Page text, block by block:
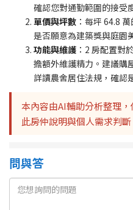
確認您對通勤範圍的接受
單價與坪數 ：每坪 64.8
是否願意為建築獎與庭園
功能與維護 ：2 房配置對
擔額外維護精力。建議購
詳讀農舍居住法規，確認
本內容由AI輔助分析整理
此房仲說明與個人需求判斷
問與答